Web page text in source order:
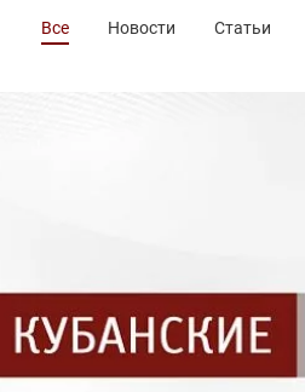
Все Новости Статьи